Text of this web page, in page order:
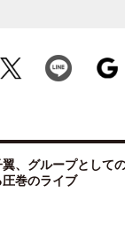
翼、グループとして
巻のライブ